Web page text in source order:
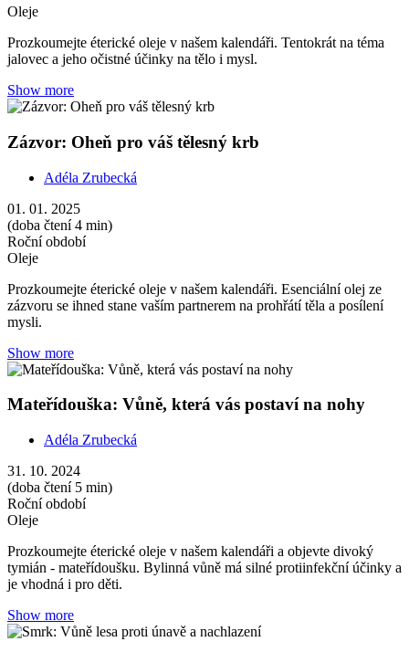
Show more
Mateřídouška: Vůně, která vás postaví na nohy
Adéla Zrubecká
31. 10. 2024
(doba čtení 5 min)
Roční období
Oleje
Prozkoumejte éterické oleje v našem kalendáři a objevte divoký
tymián - mateřídoušku. Bylinná vůně má silné protiinfekční účinky a
je vhodná i pro děti.
Show more
Smrk: Vůně lesa proti únavě a nachlazení
Adéla Zrubecká
31. 10. 2024
Roční období
Nachlazení
Prozkoumejte éterické oleje v našem kalendáři také v listopadu.
Balzamická a svěží vůně smrku vám pomůže od únavy i kašle.
Show more
Borovice: Posila pro podzimní dny
Adéla Zrubecká